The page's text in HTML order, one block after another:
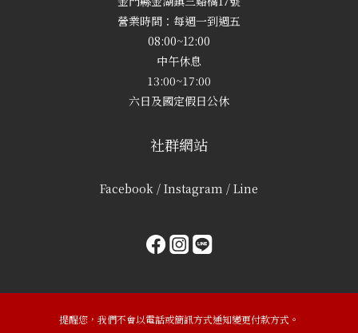
營業時間：每週一到週五
08:00~12:00
中午休息
13:00~17:00
六日及國定假日公休
社群網站
Facebook / Instagram / Line
提醒您，我們不會以電話或簡訊方式通知變更付款方式。